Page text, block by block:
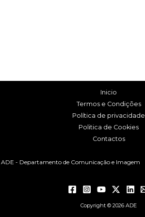
Inicio
Termos e Condições
Política de privacidade
Politica de Cookies
Contactos
ADE - Departamento de Comunicação e Imagem
Copyright © 2026 ADE